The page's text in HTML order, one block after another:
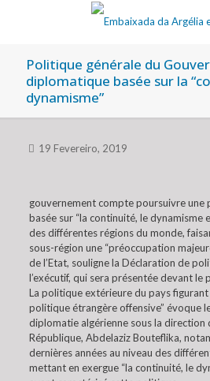
Politique générale du
diplomatique basée sur la
dynamisme”
19 Fevereiro, 2019
gouvernement compte poursuivre une
basée sur “la continuité, le dynamisme
des différentes régions du monde,
sous-région une “préoccupation
de l’Etat, souligne la Déclaration de
l’exécutif, qui sera présentée devant le
La politique extérieure du pays figurant
politique étrangère offensive” évoque
diplomatie algérienne sous la direction
République, Abdelaziz Bouteflika,
dernières années au niveau des
mettant en exergue “la continuité, le